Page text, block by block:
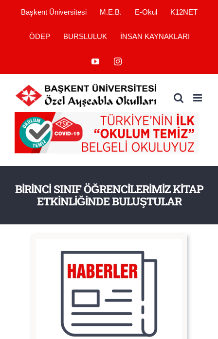
Başkent Üniversitesi M.E.B. E-Okul K12NET
ÖDEP BURSLULUK İNSAN KAYNAKLARI
YouTubeInstagram
BİRİNCİ SINIF ÖĞRENCİLERİMİZ KİTAP
ETKİNLİĞİNDE BULUŞTULAR